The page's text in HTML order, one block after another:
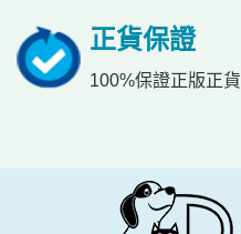
正貨保證
100%保證正版正貨